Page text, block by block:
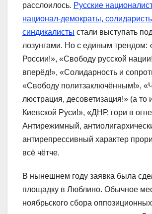
расслоилось. Русские
национал-демократы,
синдикалисты стали выступать
лозунгами. Но с единым трендом:
России!», «Свободу русской
вперёд!», «Солидарность и
«Свободу политзаключённым!»,
люстрация, десоветизация!» (а то
Киевской Руси!», «ДНР, гори в
Антирежимный,
антирепрессивный характер
всё чётче.
В нынешнем году заявка была
площадку в Люблино. Обычное
ноябрьского сбора оппозиционных